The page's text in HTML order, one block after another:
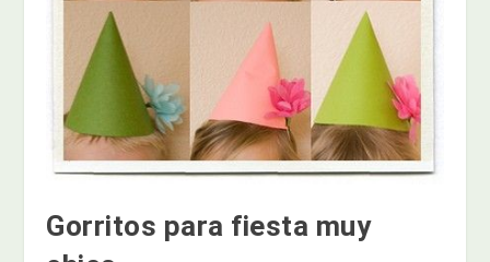
Gorritos para fiesta muy